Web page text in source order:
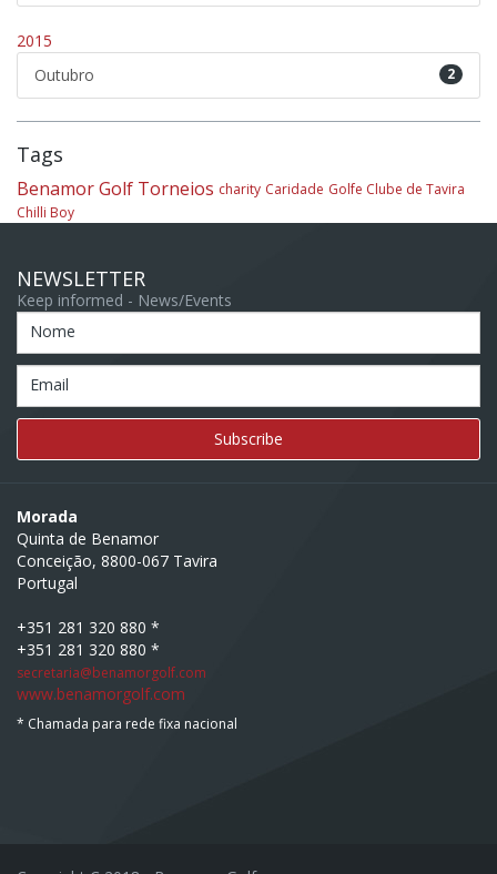
2015
2
Outubro
Tags
Benamor Golf Torneios charity Caridade Golfe Clube de Tavira
Chilli Boy
NEWSLETTER
Keep informed - News/Events
Nome
Email
Morada
Quinta de Benamor
Conceição, 8800-067 Tavira
Portugal
+351 281 320 880 *
+351 281 320 880 *
secretaria@benamorgolf.com
www.benamorgolf.com
* Chamada para rede fixa nacional